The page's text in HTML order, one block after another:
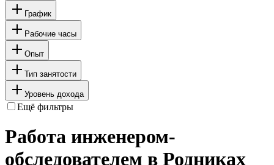
График
Рабочие часы
Опыт
Тип занятости
Уровень дохода
Ещё фильтры
Работа инженером-
обследователем в Родниках